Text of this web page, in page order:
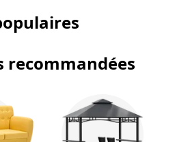
recommandées